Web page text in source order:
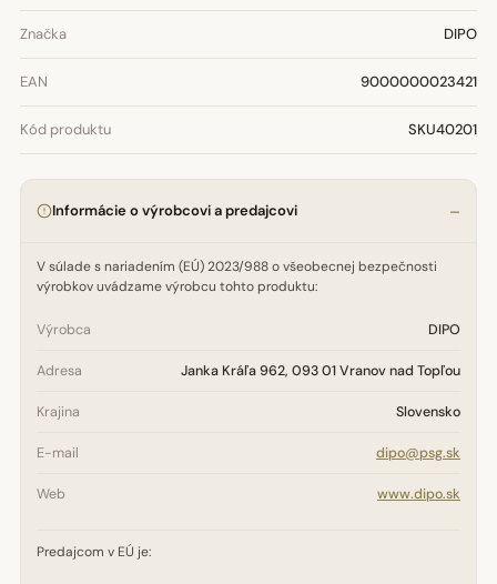
Značka DIPO
EAN 9000000023421
Kód produktu SKU40201
Informácie o výrobcovi a predajcovi
V súlade s nariadením (EÚ) 2023/988 o všeobecnej bezpečnosti
výrobkov uvádzame výrobcu tohto produktu:
Výrobca DIPO
Adresa Janka Kráľa 962, 093 01 Vranov nad Topľou
Krajina Slovensko
E-mail dipo@psg.sk
Web www.dipo.sk
Predajcom v EÚ je: